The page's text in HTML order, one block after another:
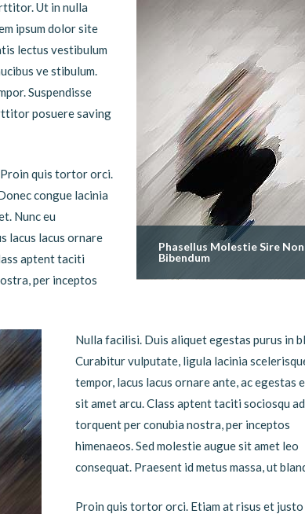
Phasellus Molestie Sire
Bibendum
Ut in nulla
ipsum dolor site
lectus vestibulum
ve stibulum.
Suspendisse
posuere saving
quis tortor orci.
congue lacinia
Nunc eu
lacus lacus ornare
aptent taciti
per inceptos
Nulla facilisi. Duis aliquet egestas purus in
Curabitur vulputate, ligula lacinia
tempor, lacus lacus ornare ante, ac egestas
sit amet arcu. Class aptent taciti sociosqu
torquent per conubia nostra, per inceptos
himenaeos. Sed molestie augue sit amet leo
consequat. Praesent id metus massa, ut
Proin quis tortor orci. Etiam at risus et justo